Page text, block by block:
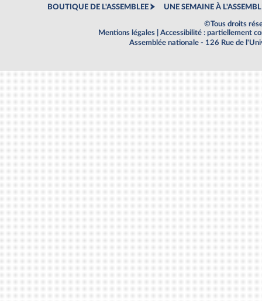
BOUTIQUE DE L'ASSEMBLEE UNE SEMAINE À
©Tous droits
Mentions légales
Accessibilité : partiellement
Assemblée nationale - 126 Rue de